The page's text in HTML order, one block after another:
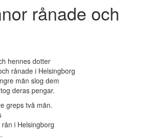
rånade och
hennes dotter
rånade i Helsingborg
män slog dem
deras pengar.
greps två män.
i Helsingborg